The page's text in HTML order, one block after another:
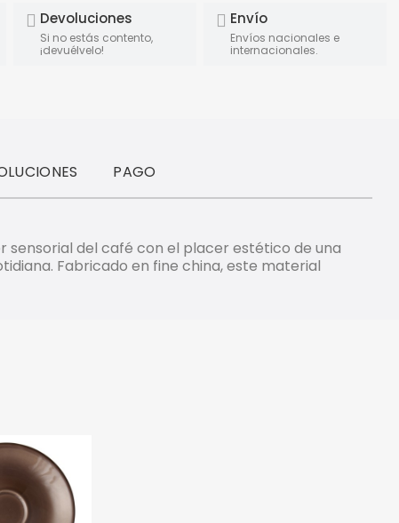
Devoluciones
Si no estás contento,
¡devuélvelo!
Envío
Envíos nacionales e
internacionales.
PAGO
sensorial del café con el placer estético de una
Fabricado en fine china, este material